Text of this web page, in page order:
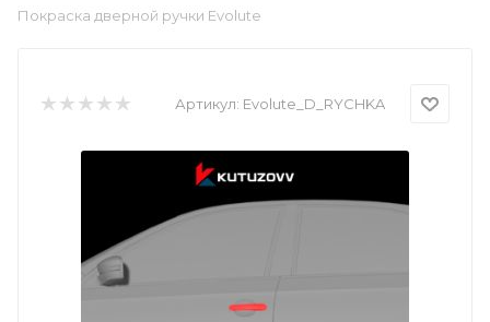
Покраска дверной ручки Evolute
Артикул: Evolute_D_RYCHKA